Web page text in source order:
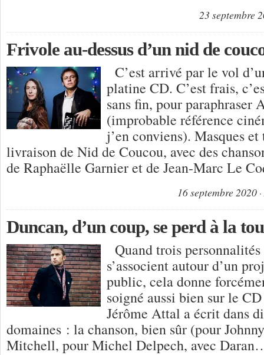
23 septembre
Frivole au-dessus d’un nid de
C’est arrivé par le vol
platine CD. C’est frais,
sans fin, pour paraphraser
(improbable référence
j’en conviens). Masques
livraison de Nid de Coucou, avec des
de Raphaëlle Garnier et de Jean-Marc Le
16 septembre 2020
Duncan, d’un coup, se perd à la
Quand trois
s’associent autour d’un
public, cela donne
soigné aussi bien sur le
Jérôme Attal a écrit dans
domaines : la chanson, bien sûr (pour
Mitchell, pour Michel Delpech, avec